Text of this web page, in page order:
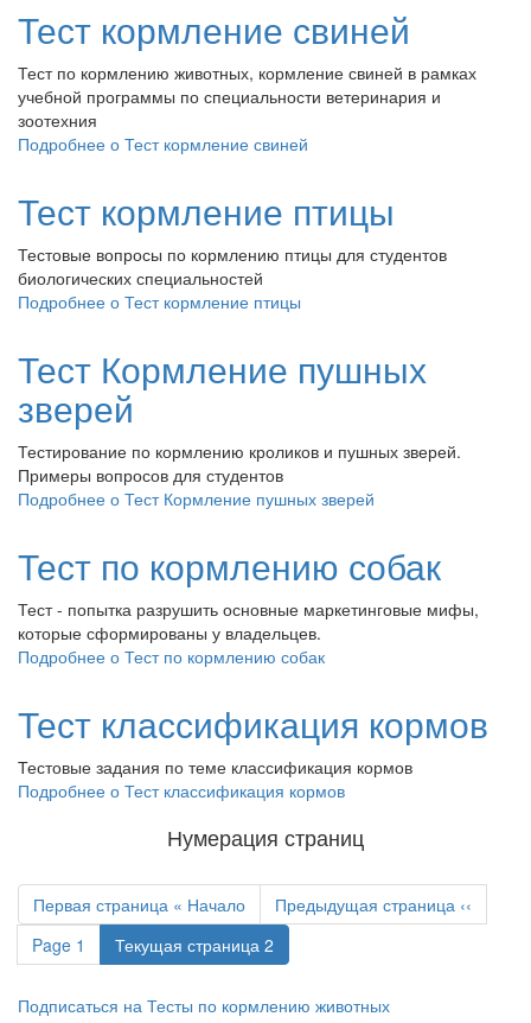
Тест кормление свиней
Тест по кормлению животных, кормление свиней в рамках
учебной программы по специальности ветеринария и
зоотехния
Подробнее о Тест кормление свиней
Тест кормление птицы
Тестовые вопросы по кормлению птицы для студентов
биологических специальностей
Подробнее о Тест кормление птицы
Тест Кормление пушных
зверей
Тестирование по кормлению кроликов и пушных зверей.
Примеры вопросов для студентов
Подробнее о Тест Кормление пушных зверей
Тест по кормлению собак
Тест - попытка разрушить основные маркетинговые мифы,
которые сформированы у владельцев.
Подробнее о Тест по кормлению собак
Тест классификация кормов
Тестовые задания по теме классификация кормов
Подробнее о Тест классификация кормов
Нумерация страниц
Первая страница « Начало Предыдущая страница ‹‹
Page 1 Текущая страница 2
Подписаться на Тесты по кормлению животных